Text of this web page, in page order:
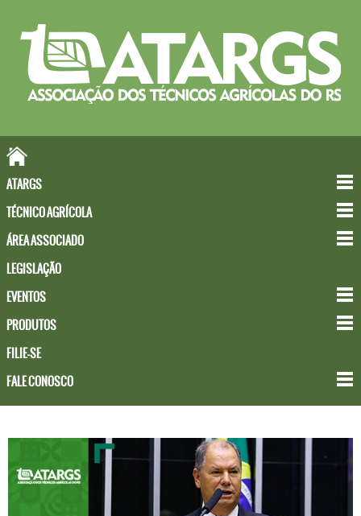
ATARGS
TÉCNICO AGRÍCOLA
ÁREA ASSOCIADO
LEGISLAÇÃO
EVENTOS
PRODUTOS
FILIE-SE
FALE CONOSCO